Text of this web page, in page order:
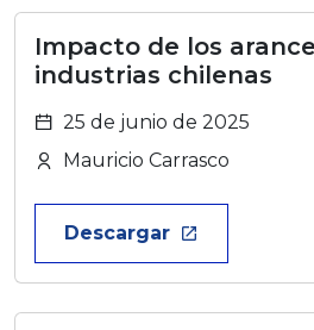
Impacto de los
industrias chilenas
25 de junio de 2025
Mauricio Carrasco
Descargar launch